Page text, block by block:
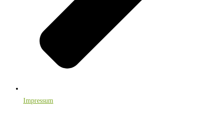
Impressum